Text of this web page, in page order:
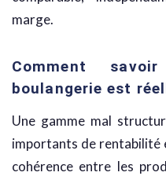
marge.
Comment
boulangerie est
Une gamme mal
importants de rentabilité
cohérence entre les